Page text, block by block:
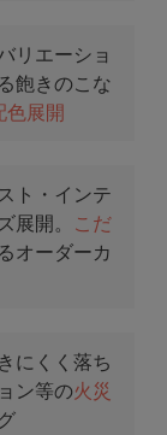
リエーショ
飽きのこな
色展開
ト・インテ
展開。 こだ
オーダーカ
にくく落ち
ン等の火災